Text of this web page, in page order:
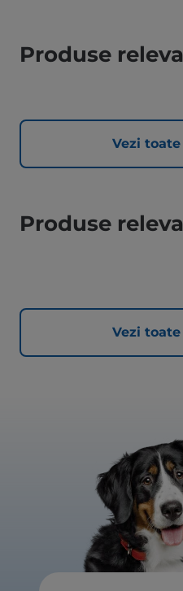
Produse
Vezi
Produse
Vezi